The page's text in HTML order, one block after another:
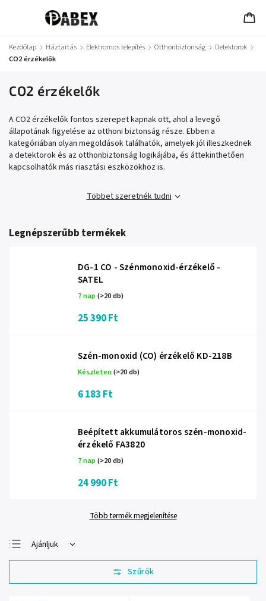
Kezdőlap / Háztartás / Elektromos telepítés / Otthonbiztonság / Detektorok /
CO2 érzékelők
CO2 érzékelők
A CO2 érzékelők fontos szerepet kapnak ott, ahol a levegő
állapotának figyelése az otthoni biztonság része. Ebben a
kategóriában olyan megoldások találhatók, amelyek jól illeszkednek
a detektorok és az otthonbiztonság logikájába, és áttekinthetően
kapcsolhatók más riasztási eszközökhöz is.
Többet szeretnék tudni
Legnépszerűbb termékek
DG-1 CO - Szénmonoxid-érzékelő -
SATEL
7 nap(>20 db)
25 390 Ft
Szén-monoxid (CO) érzékelő KD-218B
Készleten(>20 db)
6 183 Ft
Beépített akkumulátoros szén-monoxid-
érzékelő FA3820
7 nap(>20 db)
24 990 Ft
Több termék megjelenítése
Ajánljuk
Legolcsóbb elöl
Legdrágább